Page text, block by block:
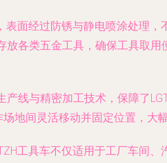
面经过防锈与静电喷涂处理
各类五金工具，确保工具取
线与精密加工技术，保障了
地间灵活移动并固定位置，大
工具车不仅适用于工厂车间